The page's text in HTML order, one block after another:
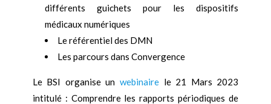
différents guichets pour les dispositifs
médicaux numériques
Le référentiel des DMN
Les parcours dans Convergence
Le BSI organise un webinaire le 21 Mars 2023
intitulé : Comprendre les rapports périodiques de